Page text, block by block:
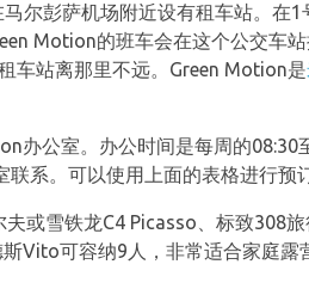
尔彭萨机场附近设有租车站。在1
Motion的班车会在这个公交车
车站离那里不远。Green Motion是
办公室。办公时间是每周的08:30
系。可以使用上面的表格进行预
或雪铁龙C4 Picasso、标致308
Vito可容纳9人，非常适合家庭露